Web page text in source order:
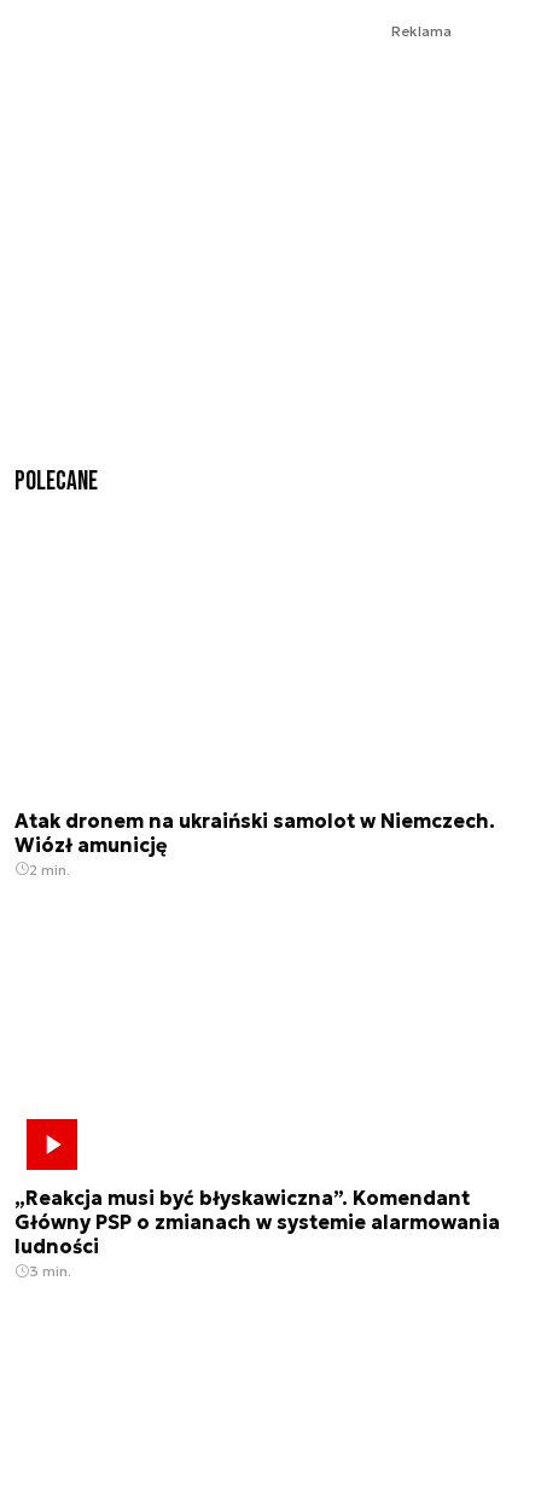
Reklama
Polecane
Atak dronem na ukraiński samolot w Niemczech.
Wiózł amunicję
2 min.
„Reakcja musi być błyskawiczna”. Komendant
Główny PSP o zmianach w systemie alarmowania
ludności
3 min.